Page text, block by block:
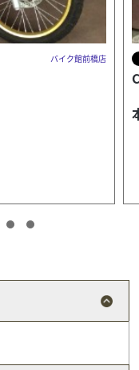
バイク館前橋店